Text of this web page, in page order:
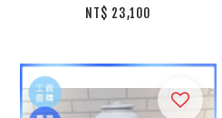
NT$ 23,100